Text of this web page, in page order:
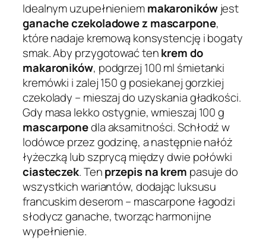
Idealnym uzupełnieniemmakaronikówjest
ganache czekoladowe z mascarpone,
które nadaje kremową konsystencję i bogaty
smak. Aby przygotować tenkrem do
makaroników, podgrzej 100 ml śmietanki
kremówki i zalej 150 g posiekanej gorzkiej
czekolady – mieszaj do uzyskania gładkości.
Gdy masa lekko ostygnie, wmieszaj 100 g
mascarponedla aksamitności. Schłodź w
lodówce przez godzinę, a następnie nałóż
łyżeczką lub szprycą między dwie połówki
ciasteczek. Tenprzepis na krem pasuje do
wszystkich wariantów, dodając luksusu
francuskim deserom – mascarpone łagodzi
słodycz ganache, tworząc harmonijne
wypełnienie.